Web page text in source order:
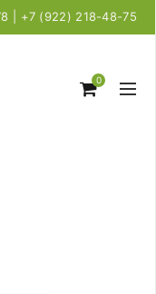
| +7 (922) 218-48-75
0